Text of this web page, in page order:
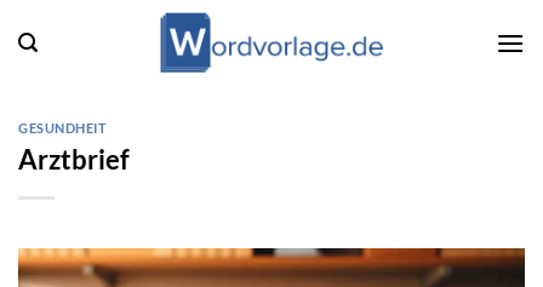
Inhalt
GESUNDHEIT
Arztbrief